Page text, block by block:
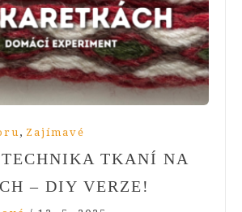
, Zajímavé
TKANÍ NA
– DIY VERZE!